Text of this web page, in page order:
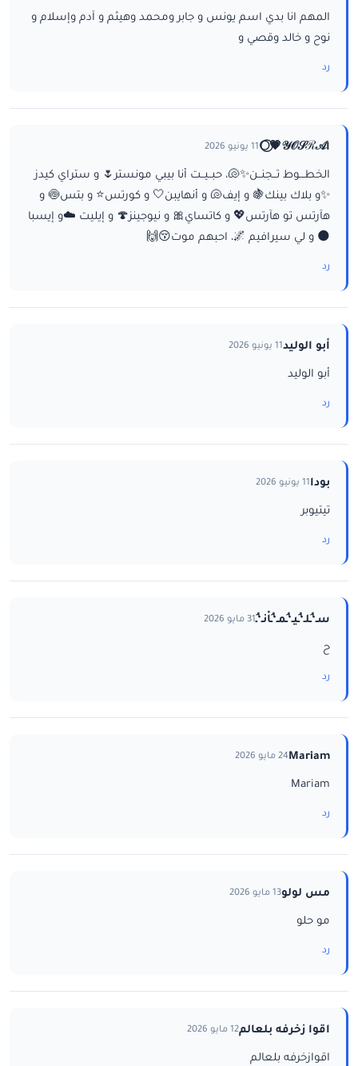
المهم انا بدي اسم يونس و جابر ومحمد وهيثم و آدم وإسلام و
نوح و خالد وقصي و
رد
ا𝒴𝒪𝒮ℛ𝒜💗⃝🌕 11 يونيو 2026
الخطـــوط تــجنــن✨🐚، حبــيــت أنا بيبي مونستر🌷 و ستراي كيدز
✨و بلاك بينك🍇 و إيف🐚 و أنهايبن🤍 و كورتس⭐ و بتس🍥 و
هآرتس تو هآرتس💖 و كاتساي🎀 و نيوجينز🍄 و إيليت ☁️و إيسبا
🌑 و لي سيرافيم 🌌، احبهم موت😚🙌
رد
أبو الوليد11 يونيو 2026
أبو الوليد
رد
بودا11 يونيو 2026
تيتيوبر
رد
سـ‘ـُلـ‘ـُيـ‘ـُمـ‘ـُاْنـ‘ـُ31 مايو 2026
ح
رد
Mariam24 مايو 2026
Mariam
رد
مس لولو13 مايو 2026
مو حلو
رد
اقوا زخرفه بلعالم12 مايو 2026
اقوازخرفه بلعالم